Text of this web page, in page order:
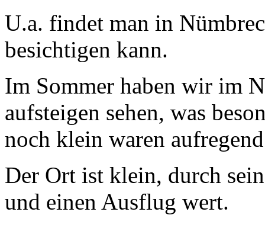
U.a. findet man in
besichtigen kann.
Im Sommer haben wir im
aufsteigen sehen, was
noch klein waren
Der Ort ist klein, durch
und einen Ausflug wert.